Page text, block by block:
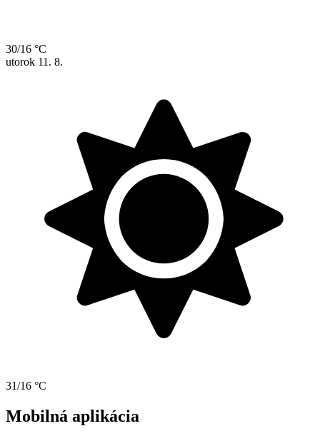
30/16 °C
utorok 11. 8.
31/16 °C
Mobilná aplikácia